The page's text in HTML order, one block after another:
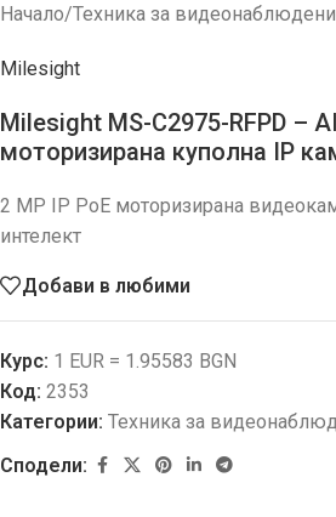
Начало/Техника за
Milesight
Milesight MS-C2975-RFPD –
моторизирана куполна IP
2 MP IP PoE моторизирана
интелект
Добави в любими
Курс: 1 EUR = 1.95583 BGN
Код: 2353
Категории: Техника за
Сподели: